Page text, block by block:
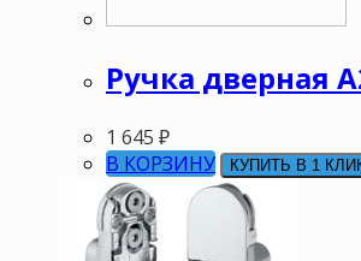
Ручка дверная
1 645 ₽
В КОРЗИНУ
КУПИТЬ В 1